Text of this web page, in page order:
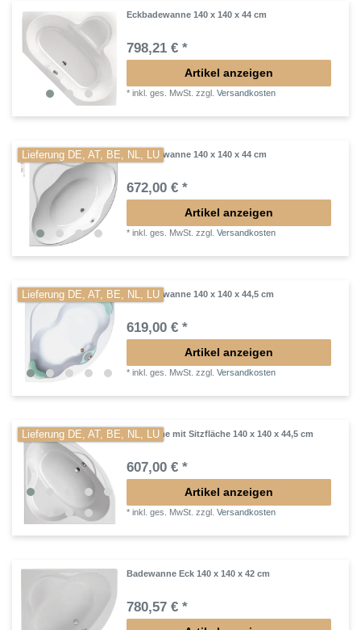
Eckbadewanne 140 x 140 x 44 cm
798,21 € *
Artikel anzeigen
*inkl. ges. MwSt. zzgl.Versandkosten
Lieferung DE, AT, BE, NL, LUEckbadewanne 140 x 140 x 44 cm
672,00 € *
Artikel anzeigen
*inkl. ges. MwSt. zzgl.Versandkosten
Lieferung DE, AT, BE, NL, LUEckbadewanne 140 x 140 x 44,5 cm
619,00 € *
Artikel anzeigen
*inkl. ges. MwSt. zzgl.Versandkosten
Lieferung DE, AT, BE, NL, LUEckwanne mit Sitzfläche 140 x 140 x 44,5 cm
607,00 € *
Artikel anzeigen
*inkl. ges. MwSt. zzgl.Versandkosten
Badewanne Eck 140 x 140 x 42 cm
780,57 € *